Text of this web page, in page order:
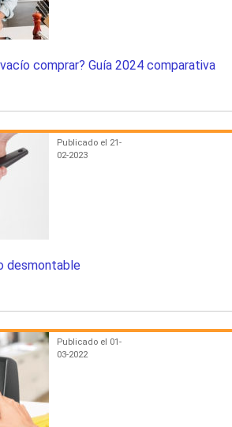
comprar? Guía 2024 comparativa
Publicado el 21-
02-2023
desmontable
Publicado el 01-
03-2022